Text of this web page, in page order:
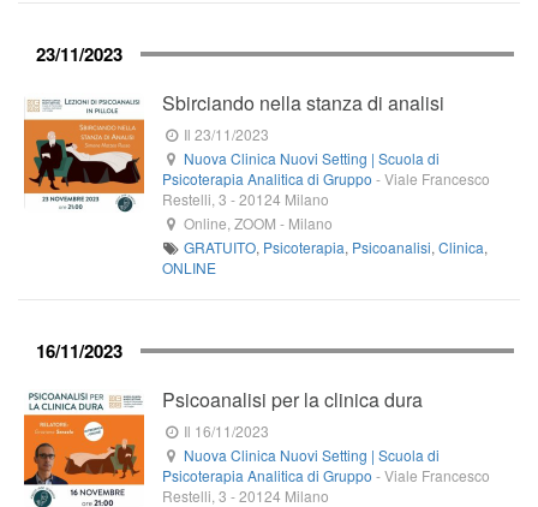
23/11/2023
Sbirciando nella stanza di analisi
Il 23/11/2023
Nuova Clinica Nuovi Setting | Scuola di
Psicoterapia Analitica di Gruppo -Viale Francesco
Restelli, 3 -20124 Milano
Online, ZOOM- Milano
GRATUITO, Psicoterapia, Psicoanalisi,Clinica,
ONLINE
16/11/2023
Psicoanalisi per la clinica dura
Il 16/11/2023
Nuova Clinica Nuovi Setting | Scuola di
Psicoterapia Analitica di Gruppo -Viale Francesco
Restelli, 3 -20124 Milano